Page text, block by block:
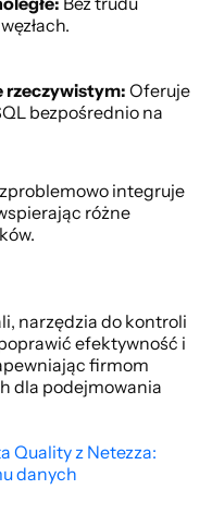
rzeczywistym: Oferuje
bezpośrednio na
integruje
różne
narzędzia do kontroli
efektywność i
firmom
dla podejmowania
Quality z Netezza:
danych